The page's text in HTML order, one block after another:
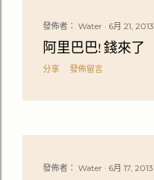
發佈者： Water 6月 21, 2013
阿里巴巴! 錢來了
分享 發佈留言
發佈者： Water 6月 17, 2013